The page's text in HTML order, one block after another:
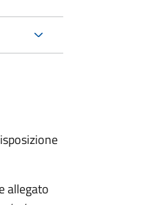
allegato